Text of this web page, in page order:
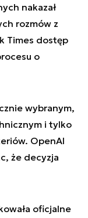
nakazał
rozmów z
Times dostęp
o
wybranym,
i tylko
OpenAI
że decyzja
oficjalne